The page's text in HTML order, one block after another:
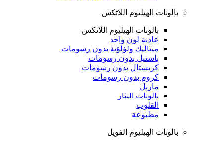
بالونات الهيليوم اللاتكس
بالونات الهيليوم اللاتكس
عادية لون واحد
ميتاليك ولؤلؤية بدون رسومات
باستيل بدون رسومات
كريستال بدون رسومات
كروم بدون رسومات
ماربل
بالونات النثار
القلوب
مطبوعة
بالونات الهيليوم الفويل